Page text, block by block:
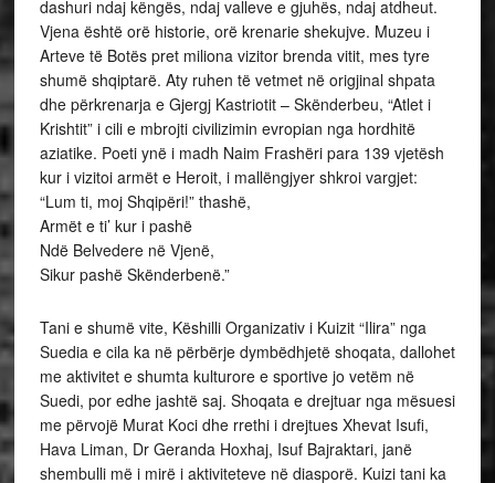
dashuri ndaj këngës, ndaj valleve e gjuhës, ndaj atdheut.
Vjena është orë historie, orë krenarie shekujve. Muzeu i
Arteve të Botës pret miliona vizitor brenda vitit, mes tyre
shumë shqiptarë. Aty ruhen të vetmet në origjinal shpata
dhe përkrenarja e Gjergj Kastriotit – Skënderbeu, “Atlet i
Krishtit” i cili e mbrojti civilizimin evropian nga hordhitë
aziatike. Poeti ynë i madh Naim Frashëri para 139 vjetësh
kur i vizitoi armët e Heroit, i mallëngjyer shkroi vargjet:
“Lum ti, moj Shqipëri!” thashë,
Armët e ti’ kur i pashë
Ndë Belvedere në Vjenë,
Sikur pashë Skënderbenë.”
Tani e shumë vite, Këshilli Organizativ i Kuizit “Ilira” nga
Suedia e cila ka në përbërje dymbëdhjetë shoqata, dallohet
me aktivitet e shumta kulturore e sportive jo vetëm në
Suedi, por edhe jashtë saj. Shoqata e drejtuar nga mësuesi
me përvojë Murat Koci dhe rrethi i drejtues Xhevat Isufi,
Hava Liman, Dr Geranda Hoxhaj, Isuf Bajraktari, janë
shembulli më i mirë i aktiviteteve në diasporë. Kuizi tani ka